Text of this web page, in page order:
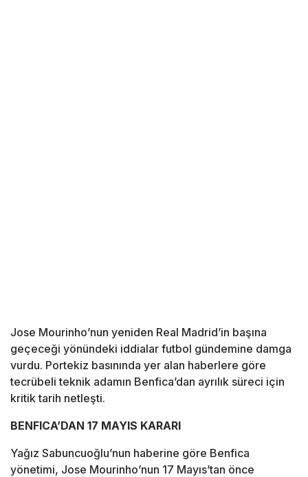
Jose Mourinho’nun yeniden Real Madrid’in başına
geçeceği yönündeki iddialar futbol gündemine damga
vurdu. Portekiz basınında yer alan haberlere göre
tecrübeli teknik adamın Benfica’dan ayrılık süreci için
kritik tarih netleşti.
BENFICA’DAN 17 MAYIS KARARI
Yağız Sabuncuoğlu’nun haberine göre Benfica
yönetimi, Jose Mourinho’nun 17 Mayıs’tan önce